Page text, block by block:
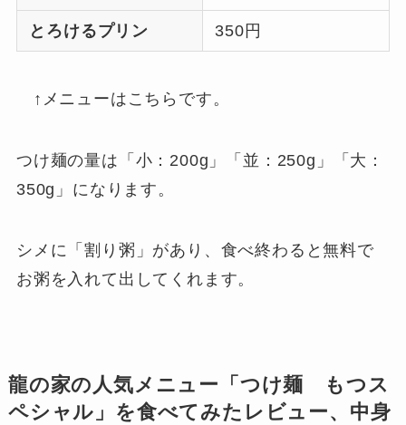
とろけるプリン 350円
↑メニューはこちらです。
つけ麺の量は「小：200g」「並：250g」「大：
350g」になります。
シメに「割り粥」があり、食べ終わると無料で
お粥を入れて出してくれます。
龍の家の人気メニュー「つけ麺 もつス
ペシャル」を食べてみたレビュー、中身